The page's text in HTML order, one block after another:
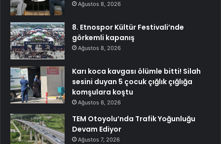
Ağustos 8, 2026
8. Etnospor Kültür Festivali’nde
görkemli kapanış
Ağustos 8, 2026
Karı koca kavgası ölümle bitti! Silah
sesini duyan 5 çocuk çığlık çığlığa
komşulara koştu
Ağustos 8, 2026
TEM Otoyolu’nda Trafik Yoğunluğu
Devam Ediyor
Ağustos 7, 2026